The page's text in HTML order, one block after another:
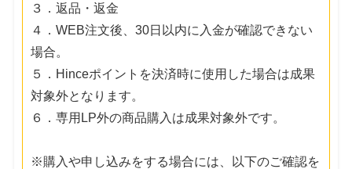
３．返品・返金
４．WEB注文後、30日以内に入金が確認できない
場合。
５．Hinceポイントを決済時に使用した場合は成果
対象外となります。
６．専用LP外の商品購入は成果対象外です。
※購入や申し込みをする場合には、以下のご確認を